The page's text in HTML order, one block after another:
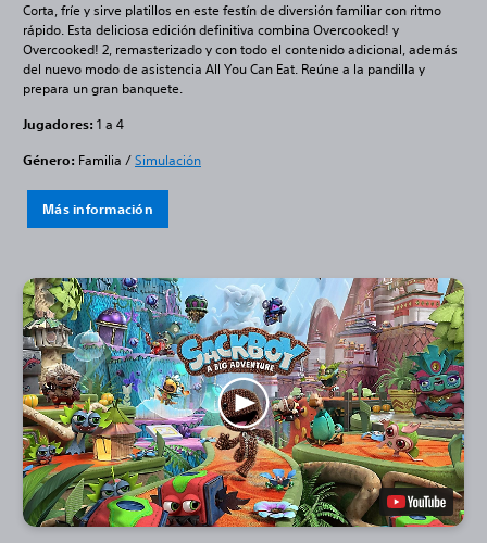
Corta, fríe y sirve platillos en este festín de diversión familiar con ritmo
rápido. Esta deliciosa edición definitiva combina Overcooked! y
Overcooked! 2, remasterizado y con todo el contenido adicional, además
del nuevo modo de asistencia All You Can Eat. Reúne a la pandilla y
prepara un gran banquete.
Jugadores: 1 a 4
Género: Familia /Simulación
Más información